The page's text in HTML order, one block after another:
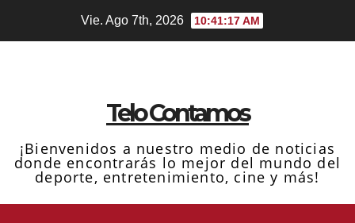
Vie. Ago 7th, 2026 10:41:18 AM
Telo Contamos
¡Bienvenidos a nuestro medio de noticias
donde encontrarás lo mejor del mundo del
deporte, entretenimiento, cine y más!